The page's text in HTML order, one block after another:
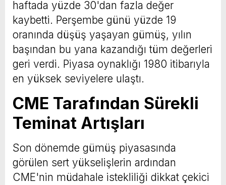
haftada yüzde 30'dan fazla değer
kaybetti. Perşembe günü yüzde 19
oranında düşüş yaşayan gümüş, yılın
başından bu yana kazandığı tüm değerleri
geri verdi. Piyasa oynaklığı 1980 itibarıyla
en yüksek seviyelere ulaştı.
CME Tarafından Sürekli
Teminat Artışları
Son dönemde gümüş piyasasında
görülen sert yükselişlerin ardından
CME'nin müdahale istekliliği dikkat çekici